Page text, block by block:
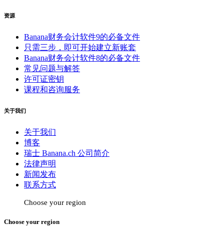
资源
Banana财务会计软件9的必备文件
只需三步，即可开始建立新账套
Banana财务会计软件8的必备文件
常见问题与解答
许可证密钥
课程和咨询服务
关于我们
关于我们
博客
瑞士 Banana.ch 公司简介
法律声明
新闻发布
联系方式
Choose your region
Choose your region